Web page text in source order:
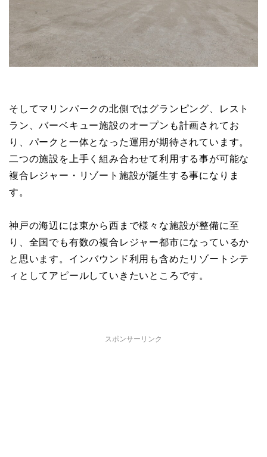
そしてマリンパークの北側ではグランピング、レスト
ラン、バーベキュー施設のオープンも計画されてお
り、パークと一体となった運用が期待されています。
二つの施設を上手く組み合わせて利用する事が可能な
複合レジャー・リゾート施設が誕生する事になりま
す。
神戸の海辺には東から西まで様々な施設が整備に至
り、全国でも有数の複合レジャー都市になっているか
と思います。インバウンド利用も含めたリゾートシテ
ィとしてアピールしていきたいところです。
スポンサーリンク